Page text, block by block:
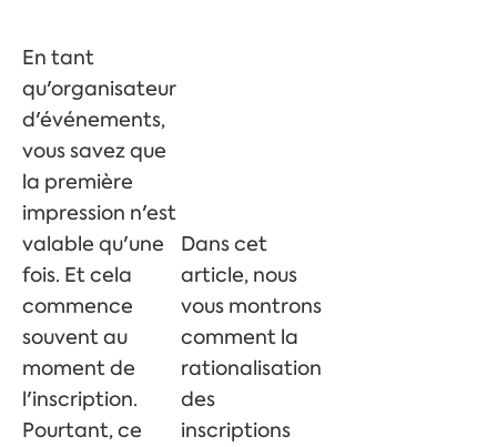
En tant
qu'organisateur
d'événements,
vous savez que
la première
impression n'est
valable qu'une
fois. Et cela
commence
souvent au
moment de
l'inscription.
Pourtant, ce
Dans cet
article, nous
vous montrons
comment la
rationalisation
des
inscriptions